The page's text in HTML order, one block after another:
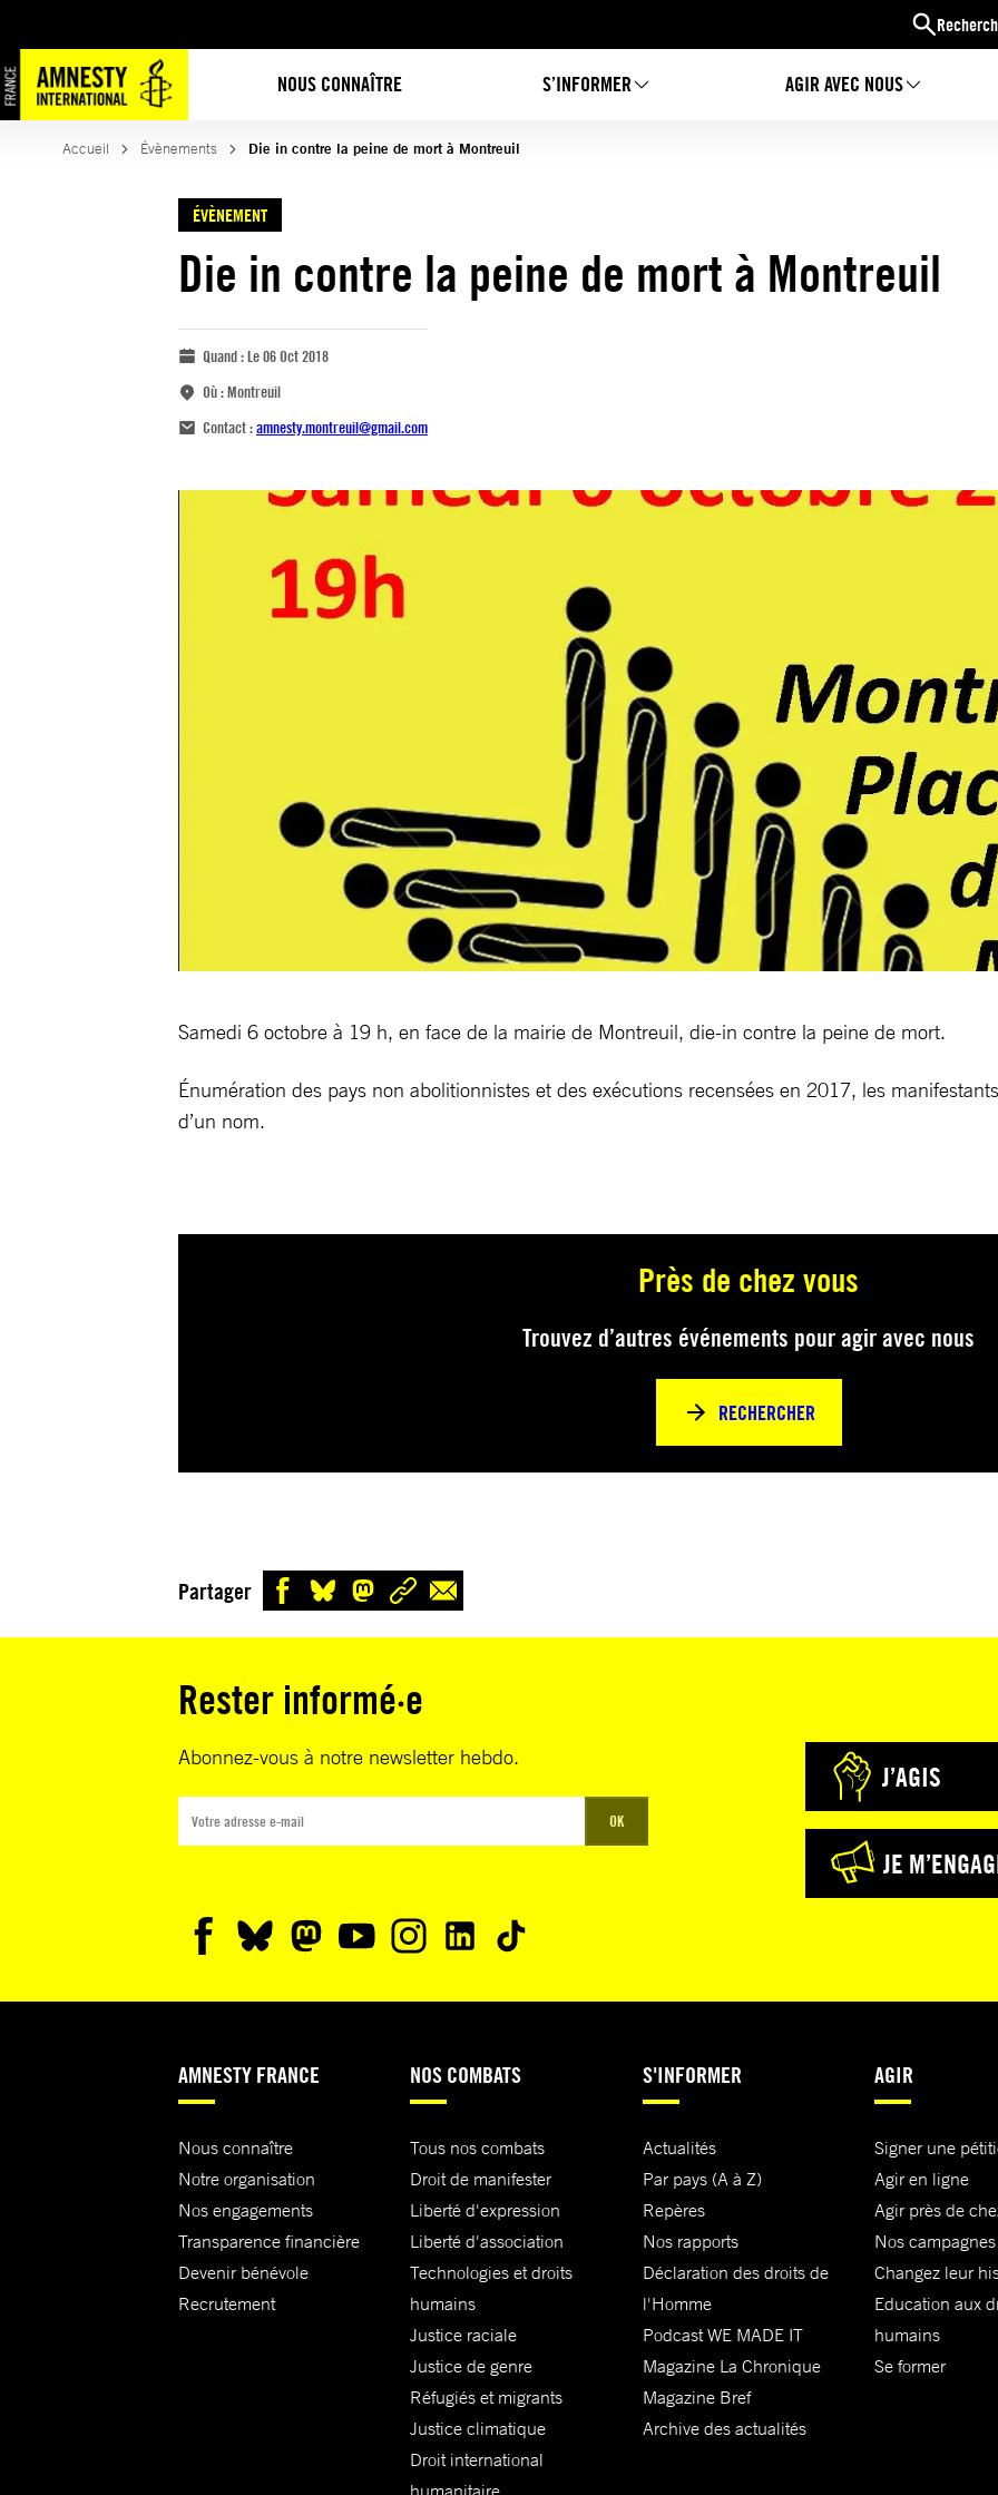
NOUS CONNAÎTRE S’INFORMER AGIR AVEC NOUS
Accueil Évènements Die in contre la peine de mort à Montreuil
ÉVÈNEMENT
Die in contre la peine de mort à Montreuil
Quand :Le 06 Oct 2018
Où :Montreuil
Contact :amnesty.montreuil@gmail.com
Samedi 6 octobre à 19 h, en face de la mairie de Montreuil, die-in contre la peine de mort.
Énumération des pays non abolitionnistes et des exécutions recensées en 2017, les manifestants
d’un nom.
Près de chez vous
Trouvez d’autres événements pour agir avec nous
RECHERCHER
Partager
Rester informé·e
Abonnez-vous à notre newsletter hebdo.
OK
J’AGIS
JE
AMNESTY FRANCE
Nous connaître
Notre organisation
Nos engagements
Transparence financière
Devenir bénévole
Recrutement
NOS COMBATS
Tous nos combats
Droit de manifester
Liberté d'expression
Liberté d'association
Technologies et droits
humains
Justice raciale
Justice de genre
Réfugiés et migrants
Justice climatique
Droit international
humanitaire
S'INFORMER
Actualités
Par pays (A à Z)
Repères
Nos rapports
Déclaration des droits de
l'Homme
Podcast WE MADE IT
Magazine La Chronique
Magazine Bref
Archive des actualités
AGIR
Signer une
Agir en ligne
Agir près de
Nos campagnes
Changez leur
Education aux
humains
Se former